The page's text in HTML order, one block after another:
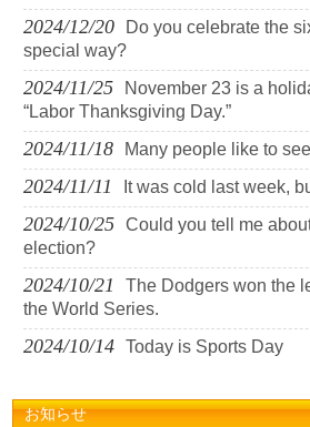
2024/12/20
Do you celebrate the
special way?
2024/11/25
November 23 is a
“Labor Thanksgiving Day.”
2024/11/18 Many people like to
2024/11/11 It was cold last week,
2024/10/25
Could you tell me
election?
2024/10/21
The Dodgers won the
the World Series.
2024/10/14 Today is Sports Day
お知らせ